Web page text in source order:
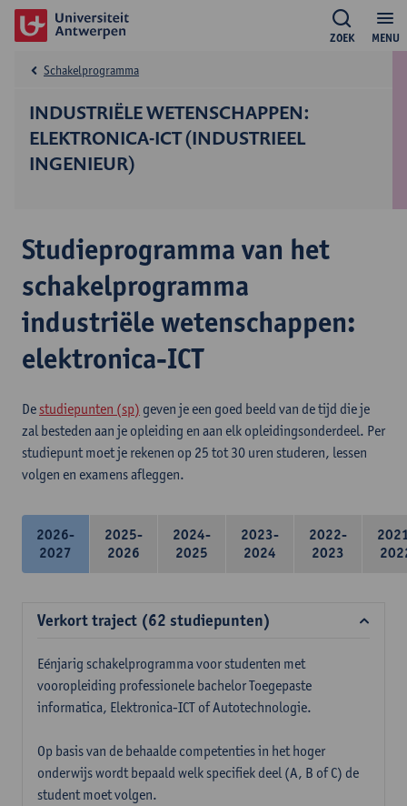
MENU
ZOEK
INDUSTRIËLE WETENSCHAPPEN:
ELEKTRONICA-ICT (INDUSTRIEEL
INGENIEUR)
Schakelprogramma
Studieprogramma van het
schakelprogramma
industriële wetenschappen:
elektronica-ICT
De studiepunten (sp) geven je een goed beeld van de tijd die je
zal besteden aan je opleiding en aan elk opleidingsonderdeel. Per
studiepunt moet je rekenen op 25 tot 30 uren studeren, lessen
volgen en examens afleggen.
2026-
2027
2025-
2026
2024-
2025
2023-
2024
2022-
2023
Verkort traject (62 studiepunten)
Eénjarig schakelprogramma voor studenten met
vooropleiding professionele bachelor Toegepaste
informatica, Elektronica-ICT of Autotechnologie.
Op basis van de behaalde competenties in het hoger
onderwijs wordt bepaald welk specifiek deel (A, B of C) de
student moet volgen.